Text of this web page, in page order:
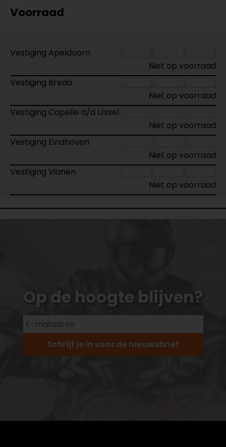
Voorraad
Vestiging Apeldoorn
Niet op voorraad
Vestiging Breda
Niet op voorraad
Vestiging Capelle a/d IJssel
Niet op voorraad
Vestiging Eindhoven
Niet op voorraad
Vestiging Vianen
Niet op voorraad
Op de hoogte blijven?
Schrijf je in voor de nieuwsbrief